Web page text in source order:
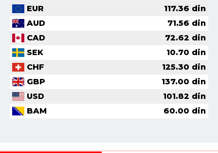
EUR 117.36 din
AUD
71.56 din
CAD
72.62 din
SEK
10.70 din
CHF
125.30 din
GBP
137.00 din
USD
101.82 din
BAM
60.00 din